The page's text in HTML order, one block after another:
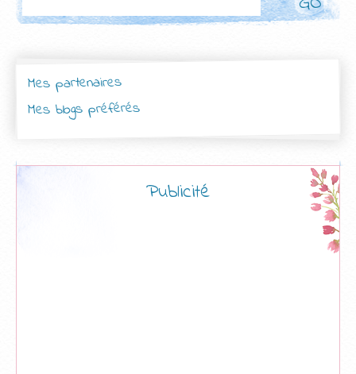
Mes partenaires
Mes blogs préférés
Publicité